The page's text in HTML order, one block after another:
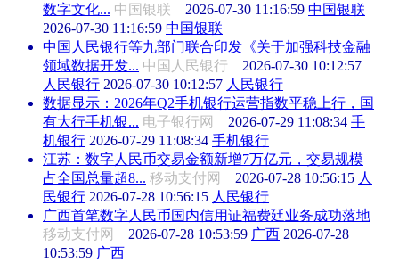
数字文化... 中国银联 2026-07-30 11:16:59 中国银联
2026-07-30 11:16:59 中国银联
中国人民银行等九部门联合印发《关于加强科技金融
领域数据开发... 中国人民银行 2026-07-30 10:12:57
人民银行 2026-07-30 10:12:57 人民银行
数据显示：2026年Q2手机银行运营指数平稳上行，国
有大行手机银... 电子银行网 2026-07-29 11:08:34 手
机银行 2026-07-29 11:08:34 手机银行
江苏：数字人民币交易金额新增7万亿元，交易规模
占全国总量超8... 移动支付网 2026-07-28 10:56:15 人
民银行 2026-07-28 10:56:15 人民银行
广西首笔数字人民币国内信用证福费廷业务成功落地
移动支付网 2026-07-28 10:53:59 广西 2026-07-28
10:53:59 广西